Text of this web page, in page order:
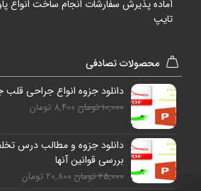
آماده پذیرش سفارشات انجام ساخت انواع
تایپ
محصولات تصادفی
دانلود جزوه انواع جراحی
10,000 تومان 8,400 تومان
دانلود جزوه و مطالب درس
بررسی قوانین آنها
25,000 تومان 20,800 تومان